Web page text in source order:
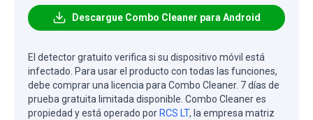
Descargue Combo Cleaner para Android
El detector gratuito verifica si su dispositivo móvil está
infectado. Para usar el producto con todas las funciones,
debe comprar una licencia para Combo Cleaner. 7 días de
prueba gratuita limitada disponible. Combo Cleaner es
propiedad y está operado por RCS LT, la empresa matriz